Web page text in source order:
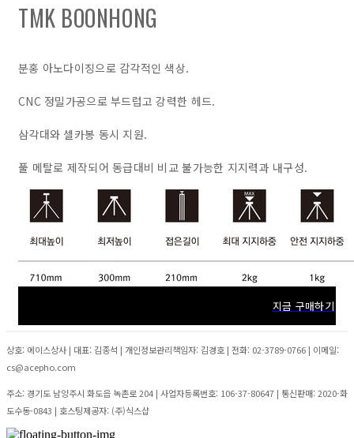
TMK BOONHONG
분홍 아노다이징으로 감각적인 색상.
CNC 정밀가공으로 부드럽고 강력한 헤드.
삼각대와 셀카봉 동시 지원.
풀 메탈로 제작되어 동급대비 비교 불가능한 지지력과 내구성.
지금 구매하기
상호: 에이스상사 | 대표: 김종석 | 개인정보관리책임자: 김경호 | 전화: 02-3789-0766 | 이메일:
cs@acepho.com
주소: 경기도 남양주시 화도읍 녹촌로 204 | 사업자등록번호: 106-37-80647 | 통신판매:2020-화
도수동-0843 | 호스팅제공자: (주)식스샵